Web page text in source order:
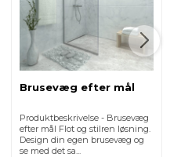
Brusevæg efter mål
Produktbeskrivelse - Brusevæg
efter mål Flot og stilren løsning.
Design din egen brusevæg og
se med det sa...